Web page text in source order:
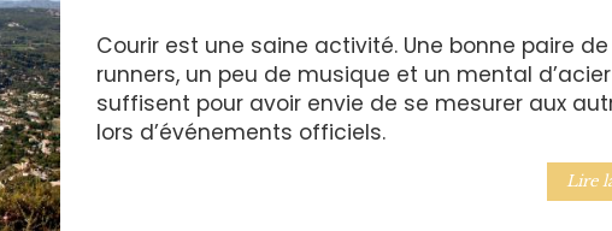
Courir est une saine activité. Une bonne paire de
runners, un peu de musique et un mental d’acier
suffisent pour avoir envie de se mesurer aux
lors d’événements officiels.
Lire